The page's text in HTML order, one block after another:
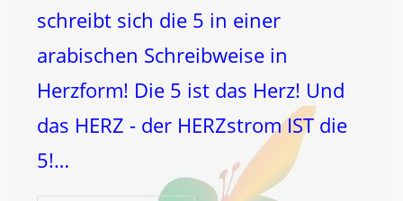
schreibt sich die 5 in einer
arabischen Schreibweise in
Herzform! Die 5 ist das Herz! Und
das HERZ - der HERZstrom IST die
5!…